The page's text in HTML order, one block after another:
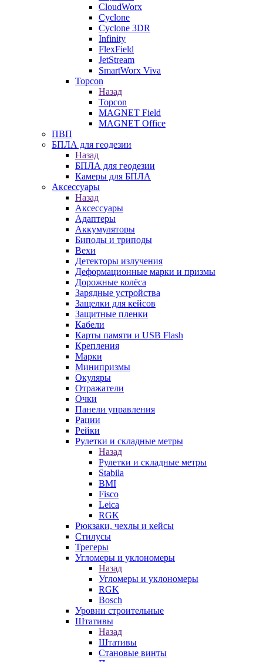
CloudWorx
Cyclone
Cyclone 3DR
Infinity
FlexField
JetStream
SmartWorx Viva
Topcon
Назад
Topcon
MAGNET Field
MAGNET Office
ПВП
БПЛА для геодезии
Назад
БПЛА для геодезии
Камеры для БПЛА
Аксессуары
Назад
Аксессуары
Адаптеры
Аккумуляторы
Биподы и триподы
Вехи
Детекторы излучения
Деформационные марки и призмы
Дорожные колёса
Зарядные устройства
Защелки для кейсов
Защитные пленки
Кабели
Карты памяти и USB Flash
Крепления
Марки
Минипризмы
Окуляры
Отражатели
Очки
Панели управления
Рации
Рейки
Рулетки и складные метры
Назад
Рулетки и складные метры
Stabila
BMI
Fisco
Leica
RGK
Рюкзаки, чехлы и кейсы
Стилусы
Трегеры
Угломеры и уклономеры
Назад
Угломеры и уклономеры
RGK
Bosch
Уровни строительные
Штативы
Назад
Штативы
Становые винты